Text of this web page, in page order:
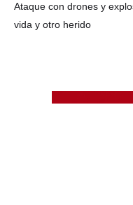
Ataque con drones y
vida y otro herido